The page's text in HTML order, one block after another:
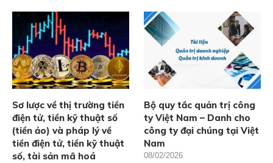
Sơ lược về thị trường tiền
điện tử, tiền kỹ thuật số
(tiền ảo) và pháp lý về
tiền điện tử, tiền kỹ thuật
số, tài sản mã hoá
Bộ quy tắc quản trị công
ty Việt Nam – Danh cho
công ty đại chúng tại Việt
Nam
08/02/2026